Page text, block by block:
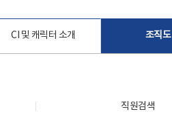
CI 및 캐릭터 소개 조직도
직원검색